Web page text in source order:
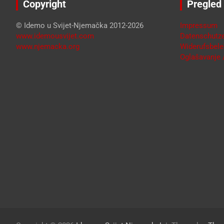
Copyright
© Idemo u Svijet-Njemačka 2012-2026
www.idemousvijet.com
www.njemacka.org
Pregled
Impressum